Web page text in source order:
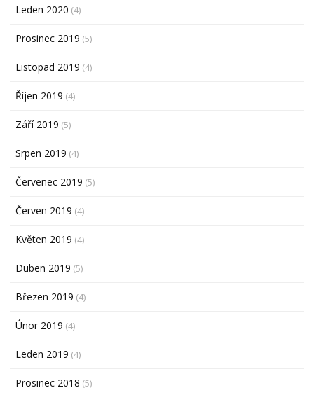
Leden 2020 (4)
Prosinec 2019 (5)
Listopad 2019 (4)
Říjen 2019 (4)
Září 2019 (5)
Srpen 2019 (4)
Červenec 2019 (5)
Červen 2019 (4)
Květen 2019 (4)
Duben 2019 (5)
Březen 2019 (4)
Únor 2019 (4)
Leden 2019 (4)
Prosinec 2018 (5)